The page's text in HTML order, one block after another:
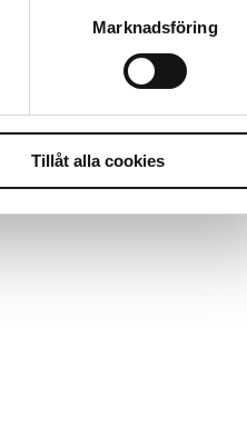
Marknadsföring
Tillåt alla cookies